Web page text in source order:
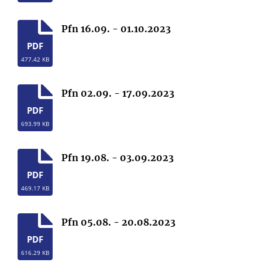
PDF
477.42 KB
Pfn 16.09. - 01.10.2023
PDF
693.99 KB
Pfn 02.09. - 17.09.2023
PDF
469.17 KB
Pfn 19.08. - 03.09.2023
PDF
616.29 KB
Pfn 05.08. - 20.08.2023